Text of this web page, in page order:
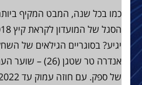
כמו בכל שנה, המבט המקיף
יגיע? בסוגריים הגילאים של
אנדרה טר שטגן